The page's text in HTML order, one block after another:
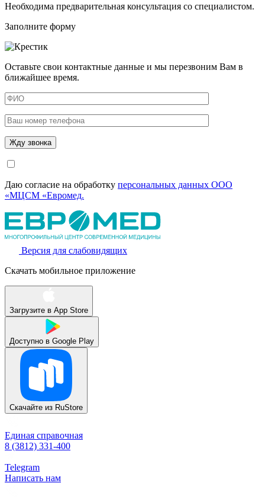
Необходима предварительная консультация со специалистом.
Заполните форму
Оставьте свои контактные данные и мы перезвоним Вам в
ближайшее время.
Даю согласие на обработку персональных данных ООО
«МЦСМ «Евромед.
Версия для слабовидящих
Скачать мобильное приложение
Загрузите в App Store
Доступно в Google Play
Скачайте из RuStore
Единая справочная
8 (3812) 331-400
Telegram
Написать нам